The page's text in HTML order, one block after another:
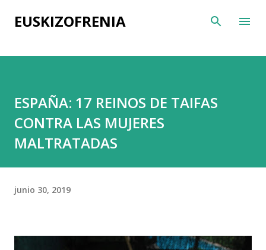
Ir al contenido principal
EUSKIZOFRENIA
ESPAÑA: 17 REINOS DE TAIFAS
CONTRA LAS MUJERES
MALTRATADAS
junio 30, 2019